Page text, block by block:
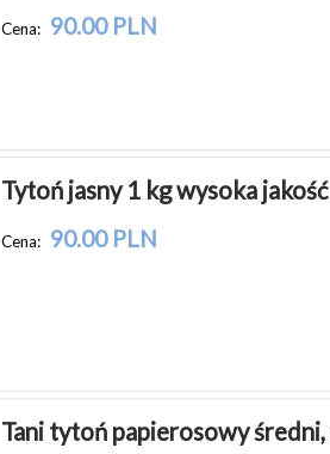
Cena: 90.00 PLN
Tytoń jasny 1 kg wysoka
Cena: 90.00 PLN
Tani tytoń papierosowy średni,